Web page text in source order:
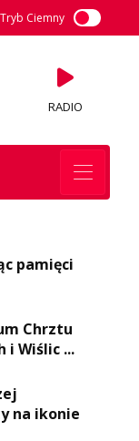
Tryb Ciemny
RADIO
pamięci
Chrztu
i Wiślic ...
na ikonie